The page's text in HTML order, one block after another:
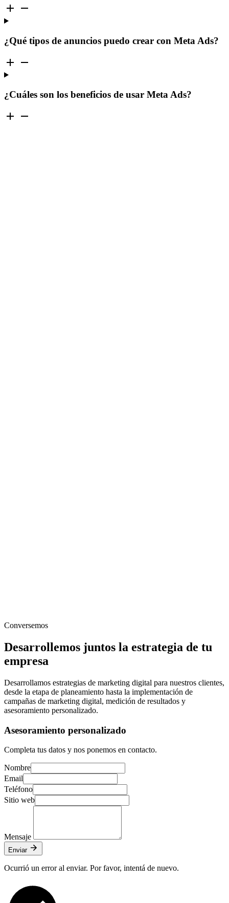
¿Qué tipos de anuncios puedo crear con Meta Ads?
¿Cuáles son los beneficios de usar Meta Ads?
Conversemos
Desarrollemos juntos la estrategia de tu
empresa
Desarrollamos estrategias de marketing digital para nuestros clientes,
desde la etapa de planeamiento hasta la implementación de
campañas de marketing digital, medición de resultados y
asesoramiento personalizado.
Asesoramiento personalizado
Completa tus datos y nos ponemos en contacto.
Nombre
Email
Teléfono
Sitio web
Mensaje
Enviar
Ocurrió un error al enviar. Por favor, intentá de nuevo.